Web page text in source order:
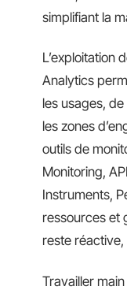
simplifiant la
L’exploitation
Analytics
les usages,
les zones
outils de
Monitoring,
Instruments,
ressources et
reste réactive,
Travailler